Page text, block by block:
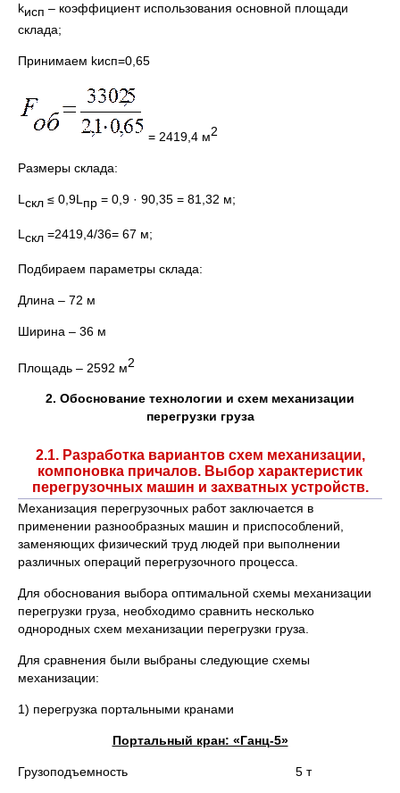
kисп – коэффициент использования основной площади
склада;
Принимаем kисп=0,65
= 2419,4 м2
Размеры склада:
L скл ≤ 0,9L пр = 0,9 · 90,35 = 81,32 м;
L скл =2419,4/36= 67 м;
Подбираем параметры склада:
Длина – 72 м
Ширина – 36 м
Площадь – 2592 м2
2. Обоснование технологии и схем механизации
перегрузки груза
2.1. Разработка вариантов схем механизации,
компоновка причалов. Выбор характеристик
перегрузочных машин и захватных устройств.
Механизация перегрузочных работ заключается в
применении разнообразных машин и приспособлений,
заменяющих физический труд людей при выполнении
различных операций перегрузочного процесса.
Для обоснования выбора оптимальной схемы механизации
перегрузки груза, необходимо сравнить несколько
однородных схем механизации перегрузки груза.
Для сравнения были выбраны следующие схемы
механизации:
1) перегрузка портальными кранами
Портальный кран: «Ганц-5»
Грузоподъемность 5 т